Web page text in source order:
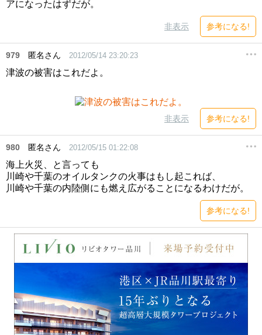
アになったはずだが。
非表示 参考になる!
979 匿名さん 2012/05/14 23:20:23
津波の被害はこれだよ。
非表示 参考になる!
980 匿名さん 2012/05/15 01:22:08
海上火災、と言っても
川崎や千葉のオイルタンクの火事はもし起これば、
川崎や千葉の内陸側にも燃え広がることになるわけだが。
参考になる!